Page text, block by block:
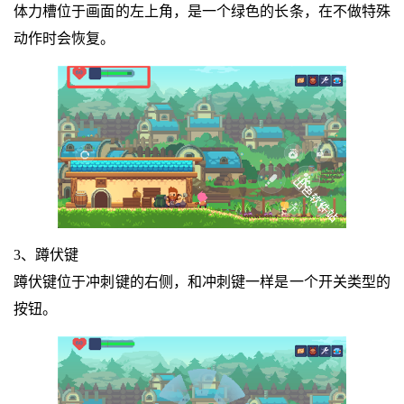
体力槽位于画面的左上角，是一个绿色的长条，在不做特殊
动作时会恢复。
3、蹲伏键
蹲伏键位于冲刺键的右侧，和冲刺键一样是一个开关类型的
按钮。